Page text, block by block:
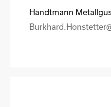
Handtmann